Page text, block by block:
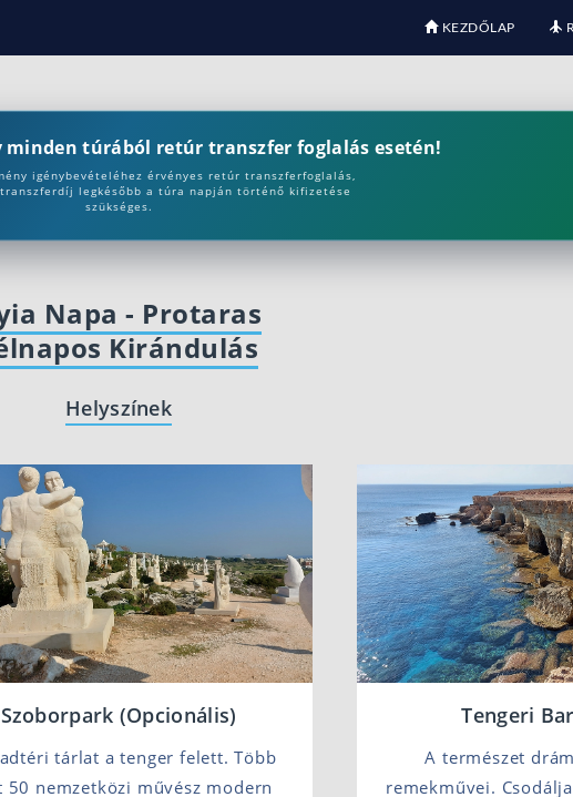
KEZDŐLAP
minden túrából retúr transzfer foglalás esetén!
igénybevételéhez érvényes retúr transzferfoglalás,
legkésőbb a túra napján történő kifizetése
szükséges.
Napa - Protaras
Kirándulás
Helyszínek
Szoborpark (Opcionális)
tárlat a tenger felett. Több
50 nemzetközi művész modern
Tengeri
A természet
remekművei.